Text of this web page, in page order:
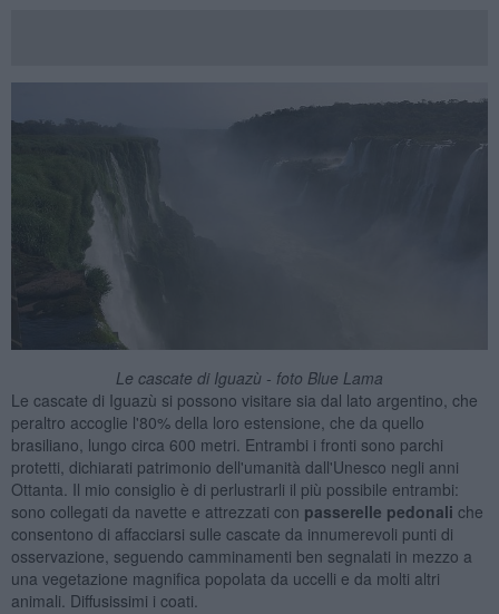
Le cascate di Iguazù - foto Blue Lama
Le cascate di Iguazù si possono visitare sia dal lato argentino, che
peraltro accoglie l'80% della loro estensione, che da quello
brasiliano, lungo circa 600 metri. Entrambi i fronti sono parchi
protetti, dichiarati patrimonio dell'umanità dall'Unesco negli anni
Ottanta. Il mio consiglio è di perlustrarli il più possibile entrambi:
sono collegati da navette e attrezzati con passerelle pedonali che
consentono di affacciarsi sulle cascate da innumerevoli punti di
osservazione, seguendo camminamenti ben segnalati in mezzo a
una vegetazione magnifica popolata da uccelli e da molti altri
animali. Diffusissimi i coati.